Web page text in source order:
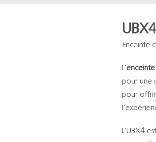
Enceinte
L’
pour une
pour
L’UBX4